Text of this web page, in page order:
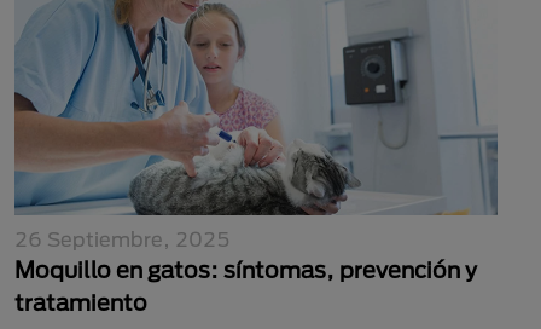
26 Septiembre, 2025
Moquillo en gatos: síntomas, prevención y
tratamiento